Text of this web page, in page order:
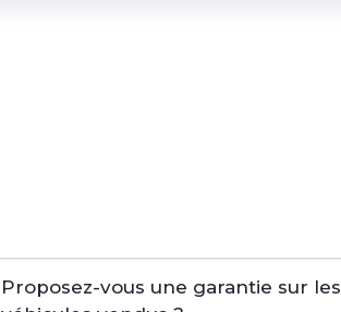
Proposez-vous une garantie sur les